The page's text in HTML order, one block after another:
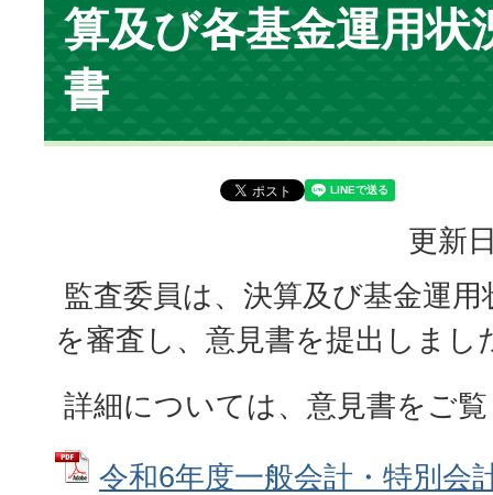
算及び各基金運用状
書
更新
監査委員は、決算及び基金運
を審査し、意見書を提出しまし
詳細については、意見書をご
令和6年度一般会計・特別会